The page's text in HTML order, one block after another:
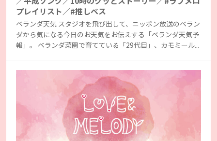
プレイリスト／#推しベス
ベランダ天気 スタジオを飛び出して、ニッポン放送のベラン
ダから気になる今日のお天気をお伝えする「ベランダ天気予
報」。 ベランダ菜園で育てている「29代目」、カモミール...